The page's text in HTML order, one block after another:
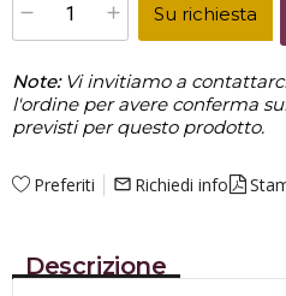
Su richiesta
Note: Vi invitiamo a
l'ordine per avere conferma
previsti per questo prodotto.
Preferiti mail_outline Richiedi info
Descrizione